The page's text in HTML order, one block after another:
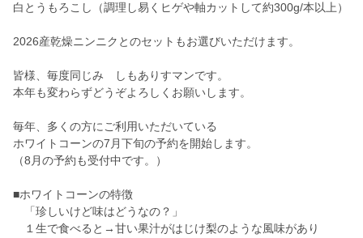
白とうもろこし（調理し易くヒゲや軸カットして約300g/本以上）
2026産乾燥ニンニクとのセットもお選びいただけます。
皆様、毎度同じみ しもありすマンです。
本年も変わらずどうぞよろしくお願いします。
毎年、多くの方にご利用いただいている
ホワイトコーンの7月下旬の予約を開始します。
（8月の予約も受付中です。）
■ホワイトコーンの特徴
「珍しいけど味はどうなの？」
１生で食べると→甘い果汁がはじけ梨のような風味があり